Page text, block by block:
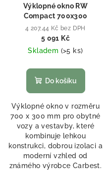
Výklopné okno RW
Compact 700x300
4 207,44 Kč bez DPH
5 091 Kč
Skladem (>5 ks)
Do košíku
Výklopné okno v rozměru
700 x 300 mm pro obytné
vozy a vestavby, které
kombinuje lehkou
konstrukci, dobrou izolaci a
moderní vzhled od
známého výrobce Carbest.